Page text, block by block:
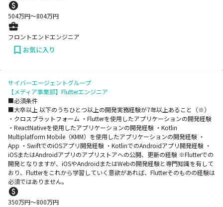
504万円〜804万円
フロントエンドエンジニア
お気に入り
サイバーエージェントグループ
【メディア事業部】Flutterエンジニア
■必須条件
■大卒以上 以下のうちひとつ以上の開発実務経験が7年以上あること（※）
・クロスプラットフォーム ・Flutterを使用したアプリケーションの開発経験
・ReactNativeを使用したアプリケーションの開発経験 ・Kotlin
Multiplatform Mobile（KMM）を使用したアプリケーションの開発経験 ・
App ・SwiftでのiOSアプリ開発経験 ・KotlinでのAndroidアプリ開発経験 ・
iOSまたはAndroidアプリのアプリストアへの公開、更新の経験 ※Flutterでの
開発となりますが、iOSやAndroidまたはWebの開発経験と専門知識を有して
おり、Flutterをこれから学習していく意欲があれば、Flutterそのものの経験は
必須ではありません。
350万円〜800万円